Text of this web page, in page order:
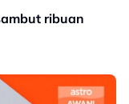
ribuan